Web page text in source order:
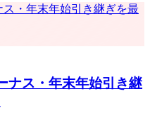
ナス・年末年始引き継